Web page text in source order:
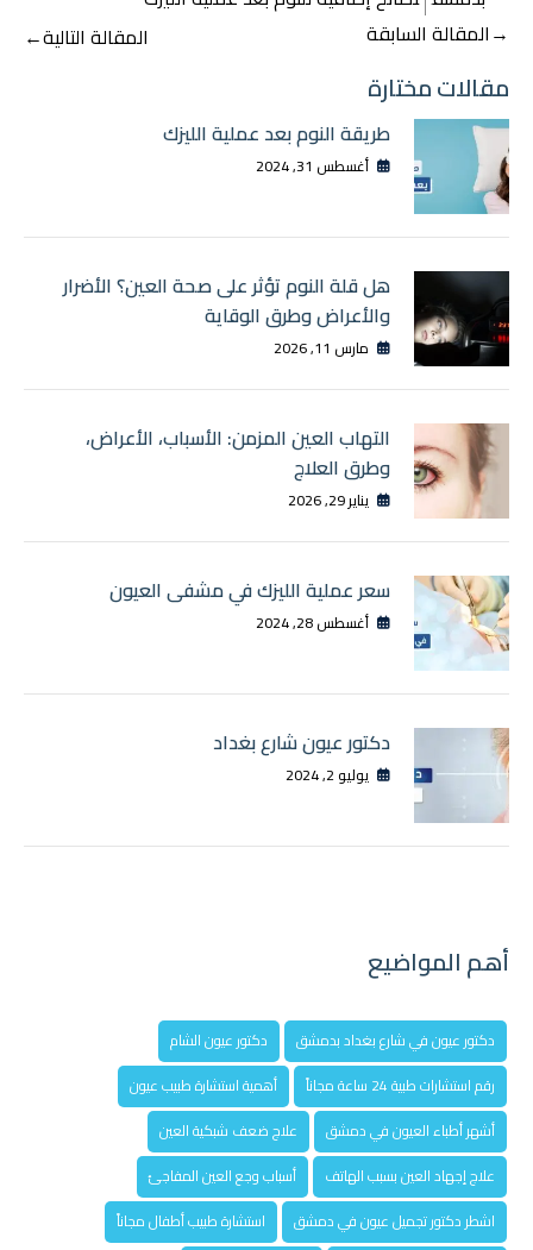
تصفّح
المقالات
→المقالة السابقة المقالة التالية←
مقالات مختارة
طريقة النوم بعد عملية الليزك
أغسطس 31, 2024
هل قلة النوم تؤثر على صحة العين؟ الأضرار
والأعراض وطرق الوقاية
مارس 11, 2026
التهاب العين المزمن: الأسباب، الأعراض،
وطرق العلاج
يناير 29, 2026
سعر عملية الليزك في مشفى العيون
أغسطس 28, 2024
دكتور عيون شارع بغداد
يوليو 2, 2024
أهم المواضيع
دكتور عيون في شارع بغداد بدمشق
دكتور عيون الشام
رقم استشارات طبية 24 ساعة مجاناً
أهمية استشارة طبيب عيون
أشهر أطباء العيون في دمشق
علاج ضعف شبكية العين
علاج إجهاد العين بسبب الهاتف
أسباب وجع العين المفاجئ
اشطر دكتور تجميل عيون في دمشق
استشارة طبيب أطفال مجاناً